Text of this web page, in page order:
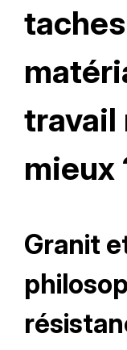
travail
mieux
Granit